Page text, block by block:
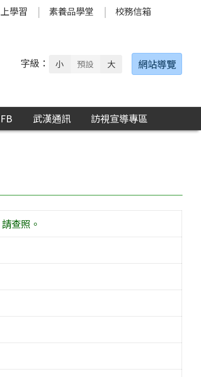
學習 素養品學堂 校務信箱
字級： 小 預設 大 網站導覽
武漢通訊
訪視宣導專區
查照。